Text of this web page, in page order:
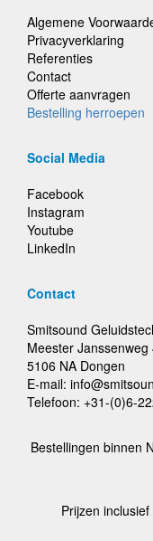
Algemene
Privacyverklaring
Referenties
Contact
Offerte aanvragen
Bestelling herroepen
Social Media
Facebook
Instagram
Youtube
LinkedIn
Contact
Smitsound
Meester Janssenweg
5106 NA Dongen
E-mail:
Telefoon: +31-(0)6-
Bestellingen binnen
Prijzen